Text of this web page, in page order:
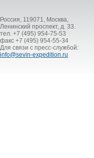
Россия, 119071, Москва,
Ленинский проспект, д. 33.
тел. +7 (495) 954-75-53
факс +7 (495) 954-55-34
Для связи с пресс-службой:
info@sevin-expedition.ru